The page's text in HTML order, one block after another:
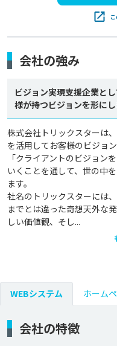
会社の強み
ビジョン実現支援企業と
様が持つビジョンを形にし
株式会社トリックスターは
を活用してお客様のビジョ
「クライアントのビジョン
いくことを通して、世の中
ます。
社名のトリックスターには
までとは違った奇想天外な
しい価値観、そし...
WEBシステム ホーム
会社の特徴